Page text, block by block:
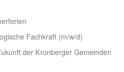
Fachkraft (m/w/d)
der Kronberger Gemeinden